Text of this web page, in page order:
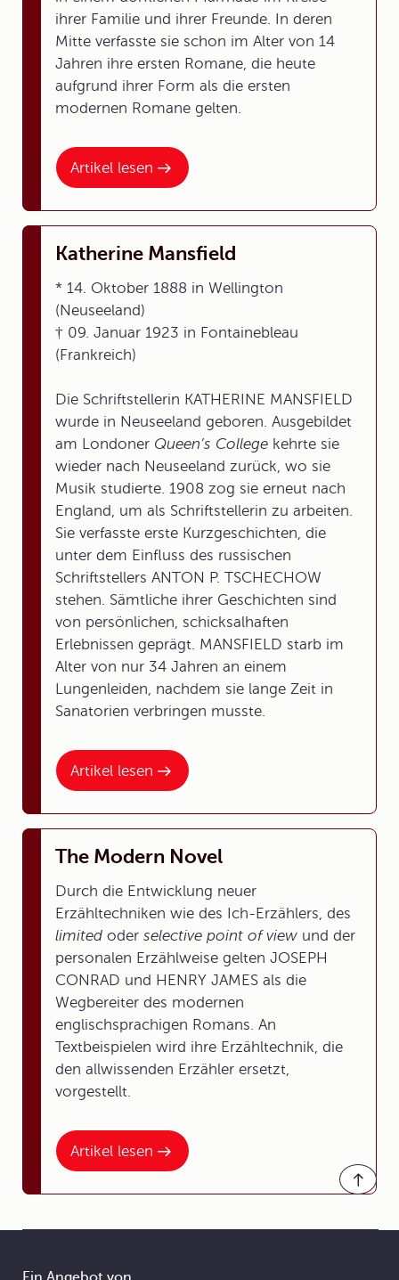
Artikel lesen
ihrer Familie und ihrer Freunde. In deren
Mitte verfasste sie schon im Alter von 14
Jahren ihre ersten Romane, die heute
aufgrund ihrer Form als die ersten
modernen Romane gelten.
Artikel lesen
Katherine Mansfield
* 14. Oktober 1888 in Wellington
(Neuseeland)
† 09. Januar 1923 in Fontainebleau
(Frankreich)
Die Schriftstellerin KATHERINE MANSFIELD
wurde in Neuseeland geboren. Ausgebildet
am Londoner Queen’s College kehrte sie
wieder nach Neuseeland zurück, wo sie
Musik studierte. 1908 zog sie erneut nach
England, um als Schriftstellerin zu arbeiten.
Sie verfasste erste Kurzgeschichten, die
unter dem Einfluss des russischen
Schriftstellers ANTON P. TSCHECHOW
stehen. Sämtliche ihrer Geschichten sind
von persönlichen, schicksalhaften
Erlebnissen geprägt. MANSFIELD starb im
Alter von nur 34 Jahren an einem
Lungenleiden, nachdem sie lange Zeit in
Sanatorien verbringen musste.
Artikel lesen
The Modern Novel
Durch die Entwicklung neuer
Erzähltechniken wie des Ich-Erzählers, des
limited oder selective point of view und der
personalen Erzählweise gelten JOSEPH
CONRAD und HENRY JAMES als die
Wegbereiter des modernen
englischsprachigen Romans. An
Textbeispielen wird ihre Erzähltechnik, die
den allwissenden Erzähler ersetzt,
vorgestellt.